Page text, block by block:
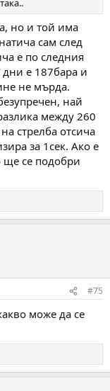
но и той има
сам след
е по следния
е 187бара и
не мърда.
най
между 260
стрелба отсича
за 1сек. Ако е
ще се подобри
#75
може да се